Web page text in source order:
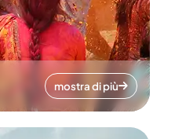
mostra di più